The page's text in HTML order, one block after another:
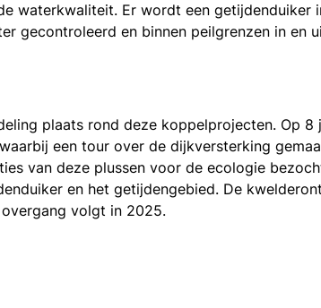
waterkwaliteit. Er wordt een getijdenduiker
gecontroleerd en binnen peilgrenzen in en
plaats rond deze koppelprojecten. Op 8
een tour over de dijkversterking
van deze plussen voor de ecologie
en het getijdengebied. De
volgt in 2025.